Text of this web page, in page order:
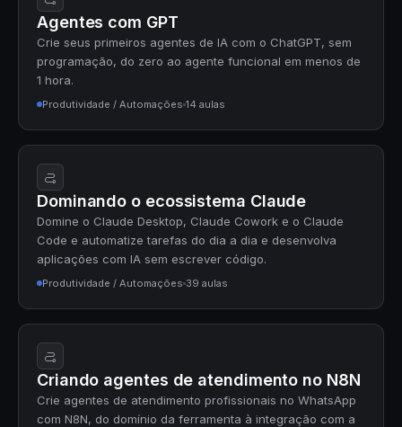
Agentes com GPT
Crie seus primeiros agentes de IA com o ChatGPT, sem
programação, do zero ao agente funcional em menos de
1 hora.
Produtividade / Automações 14 aulas
Dominando o ecossistema Claude
Domine o Claude Desktop, Claude Cowork e o Claude
Code e automatize tarefas do dia a dia e desenvolva
aplicações com IA sem escrever código.
Produtividade / Automações 39 aulas
Criando agentes de atendimento no N8N
Crie agentes de atendimento profissionais no WhatsApp
com N8N, do domínio da ferramenta à integração com a